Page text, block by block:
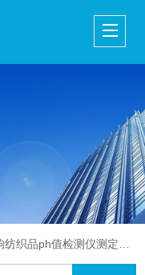
品ph值检测仪测定结果的因素有哪些？